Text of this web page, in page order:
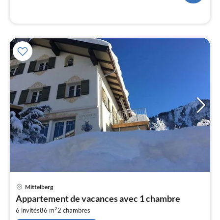
Mittelberg
Appartement de vacances avec 1 chambre
6 invités86 m22 chambres